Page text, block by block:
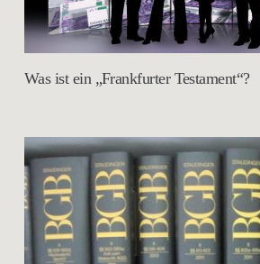
Was ist ein „Frankfurter Testament“?